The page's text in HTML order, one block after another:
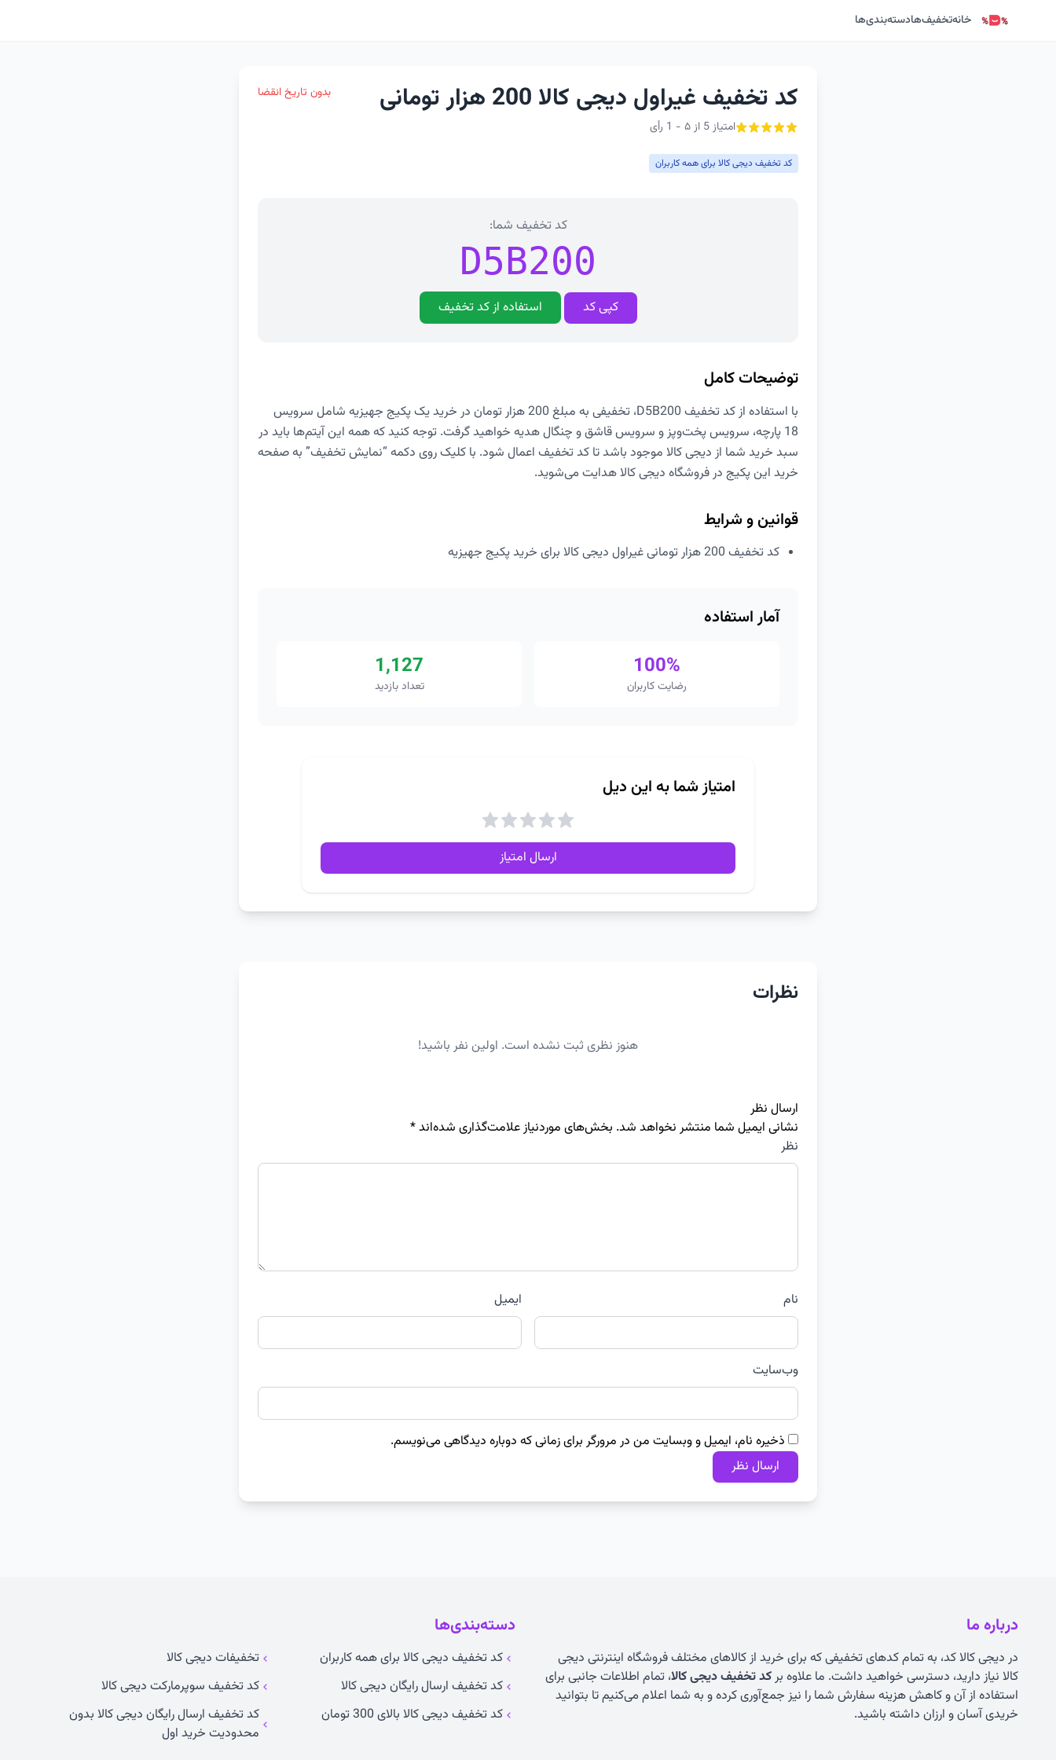
خانهتخفیف‌هادسته‌بندی‌ها
کد تخفیف غیراول دیجی کالا 200 هزار تومانی
امتیاز 5 از ۵ - 1 رأی
بدون تاریخ انقضا
کد تخفیف دیجی کالا برای همه کاربران
کد تخفیف شما:
D5B200
کپی کد استفاده از کد تخفیف
توضیحات کامل
با استفاده از کد تخفیف D5B200، تخفیفی به مبلغ 200 هزار تومان در خرید یک پکیج جهیزیه شامل سرویس
18 پارچه، سرویس پخت‌وپز و سرویس قاشق و چنگال هدیه خواهید گرفت. توجه کنید که همه این آیتم‌ها باید در
سبد خرید شما از دیجی کالا موجود باشد تا کد تخفیف اعمال شود. با کلیک روی دکمه “نمایش تخفیف” به صفحه
خرید این پکیج در فروشگاه دیجی کالا هدایت می‌شوید.
قوانین و شرایط
کد تخفیف 200 هزار تومانی غیراول دیجی کالا برای خرید پکیج جهیزیه
آمار استفاده
100%
رضایت کاربران
1,127
تعداد بازدید
امتیاز شما به این دیل
ارسال امتیاز
نظرات
هنوز نظری ثبت نشده است. اولین نفر باشید!
ارسال نظر
نشانی ایمیل شما منتشر نخواهد شد. بخش‌های موردنیاز علامت‌گذاری شده‌اند*
نظر
نام ایمیل
وب‌سایت
ذخیره نام، ایمیل و وبسایت من در مرورگر برای زمانی که دوباره دیدگاهی می‌نویسم.
درباره ما
در دیجی کالا کد، به تمام کدهای تخفیفی که برای خرید از کالاهای مختلف فروشگاه اینترنتی دیجی
کالا نیاز دارید، دسترسی خواهید داشت. ما علاوه برکد تخفیف دیجی کالا، تمام اطلاعات جانبی برای
استفاده از آن و کاهش هزینه سفارش شما را نیز جمع‌آوری کرده و به شما اعلام می‌کنیم تا بتوانید
خریدی آسان و ارزان داشته باشید.
دسته‌بندی‌ها
کد تخفیف دیجی کالا برای همه کاربران
تخفیفات دیجی کالا
کد تخفیف ارسال رایگان دیجی کالا
کد تخفیف سوپرمارکت دیجی کالا
کد تخفیف دیجی کالا بالای 300 تومان
کد تخفیف ارسال رایگان دیجی کالا بدون
محدودیت خرید اول